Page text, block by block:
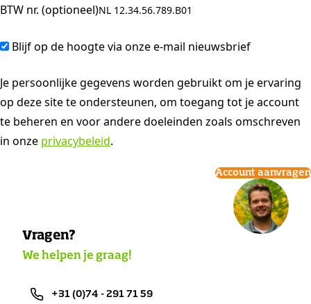
BTW nr. (optioneel)
Blijf op de hoogte via onze e-mail nieuwsbrief
Je persoonlijke gegevens worden gebruikt om je ervaring
op deze site te ondersteunen, om toegang tot je account
te beheren en voor andere doeleinden zoals omschreven
in onze privacybeleid.
Account aanvragen
Vragen?
We helpen je graag!
+31 (0)74 - 291 71 59